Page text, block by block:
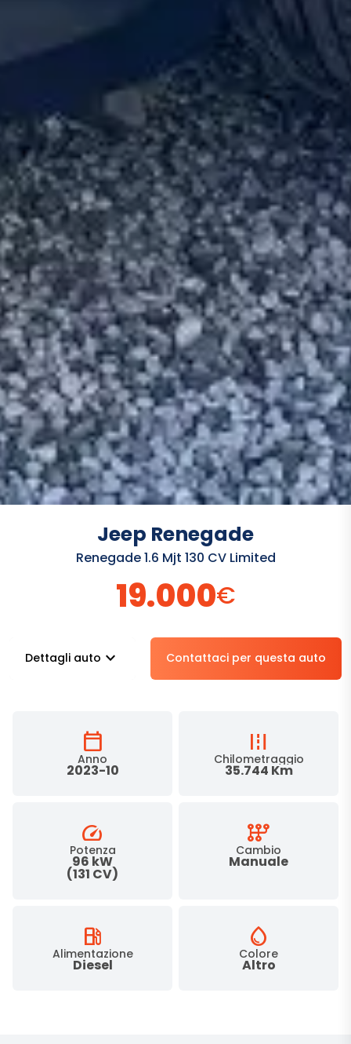
Jeep Renegade
Renegade 1.6 Mjt 130 CV Limited
19.000€
calendar_today
Anno
2023-10
road
Chilometraggio
35.744 Km
speed
Potenza
96 kW
(131 CV)
auto_transmission
Cambio
Manuale
local_gas_station
Alimentazione
Diesel
water_drop
Colore
Altro
Dettagli auto stat_minus_1 Contattaci per questa auto